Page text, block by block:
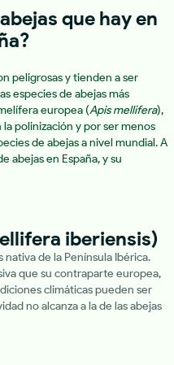
que hay en
peligrosas y tienden a ser
especies de abejas más
europea (Apis mellifera),
polinización y por ser menos
de abejas a nivel mundial. A
abejas en España, y su
iberiensis)
de la Península Ibérica.
que su contraparte europea,
climáticas pueden ser
no alcanza a la de las abejas